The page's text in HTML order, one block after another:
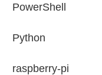
PowerShell
Python
raspberry-pi